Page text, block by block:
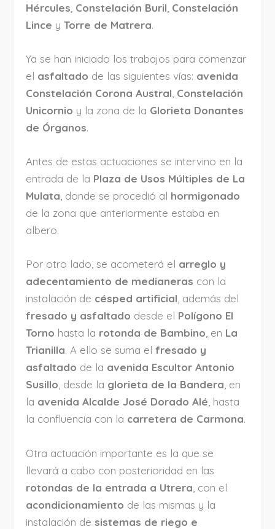
Hércules Constelación Buril Constelación
Lince yTorre de Matrera.
Ya se han iniciado los trabajos para comenzar
el asfaltado de las siguientes vías: avenida
Constelación Corona Austral Constelación
Unicornio y la zona de la Glorieta Donantes
de Órganos.
Antes de estas actuaciones se intervino en la
entrada de la Plaza de Usos Múltiples de La
Mulata , donde se procedió al hormigonado
de la zona que anteriormente estaba en
albero.
Por otro lado, se acometerá el arreglo y
adecentamiento de medianeras con la
instalación de césped artificial, además del
fresado y asfaltado desde el Polígono El
Torno hasta la rotonda de Bambino, en La
Trianilla. A ello se suma elfresado y
asfaltado de la avenida Escultor Antonio
Susillo, desde la glorieta de la Bandera, en
la avenida Alcalde José Dorado Alé, hasta
la confluencia con la carretera de Carmona.
Otra actuación importante es la que se
llevará a cabo con posterioridad en las
rotondas de la entrada a Utrera , con el
acondicionamiento de las mismas y la
instalación desistemas de riego e